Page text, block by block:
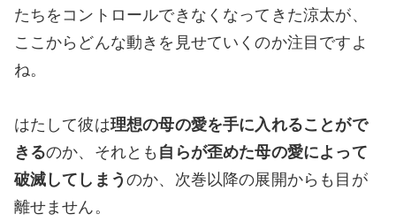
たちをコントロールできなくなってきた涼太が、
ここからどんな動きを見せていくのか注目ですよ
ね。
はたして彼は理想の母の愛を手に入れることがで
きるのか、それとも 自らが歪めた母の愛によって
破滅してしまうのか、次巻以降の展開からも目が
離せません。